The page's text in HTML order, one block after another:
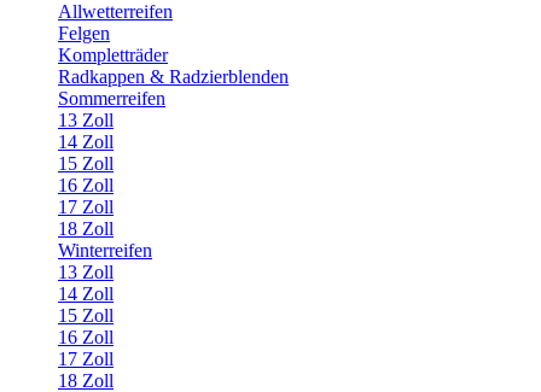
Allwetterreifen
Felgen
Kompletträder
Radkappen & Radzierblenden
Sommerreifen
13 Zoll
14 Zoll
15 Zoll
16 Zoll
17 Zoll
18 Zoll
Winterreifen
13 Zoll
14 Zoll
15 Zoll
16 Zoll
17 Zoll
18 Zoll